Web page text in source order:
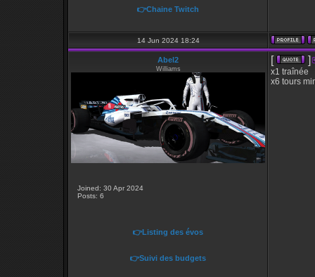
👉Chaine Twitch
14 Jun 2024 18:24
Abel2
Williams
Joined: 30 Apr 2024
Posts: 6
👉Listing des évos
👉Suivi des budgets
[ ]
x1 traînée
x6 tours